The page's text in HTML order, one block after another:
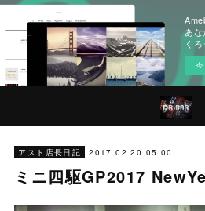
あな
くろ
アスト店長日記 2017.02.20 05:00
ミニ四駆GP2017